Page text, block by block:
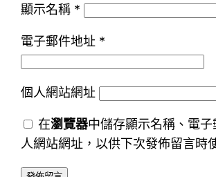
顯示名稱 *
電子郵件地址 *
個人網站網址
在瀏覽器中儲存顯示名稱、電
人網站網址，以供下次發佈留言時